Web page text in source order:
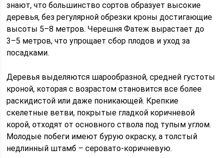
знают, что большинство сортов образует высокие
деревья, без регулярной обрезки кроны достигающие
высоты 5–8 метров. Черешня Фатеж вырастает до
3–5 метров, что упрощает сбор плодов и уход за
посадками.
Деревья выделяются шарообразной, средней густоты
кроной, которая с возрастом становится все более
раскидистой или даже поникающей. Крепкие
скелетные ветви, покрытые гладкой коричневой
корой, отходят от основного ствола под тупым углом.
Молодые побеги имеют бурую окраску, а толстый
недлинный штамб – серовато-коричневую.